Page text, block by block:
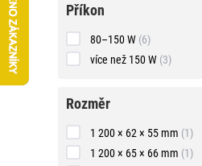
příkon
příkon
80–150 W (6)
více než 150 W (3)
rozměr
rozměr
1 200 × 62 × 55 mm (1)
1 200 × 65 × 66 mm (1)